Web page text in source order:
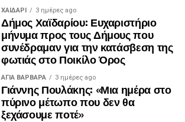
ΧΑΪΔΑΡΙ 3 ημέρες ago
Δήμος Χαϊδαρίου: Ευχαριστήριο
μήνυμα προς τους Δήμους που
συνέδραμαν για την κατάσβεση της
φωτιάς στο Ποικίλο Όρος
ΑΓΙΑ ΒΑΡΒΑΡΑ 3 ημέρες ago
Γιάννης Πουλάκης: «Μια ημέρα στο
πύρινο μέτωπο που δεν θα
ξεχάσουμε ποτέ»